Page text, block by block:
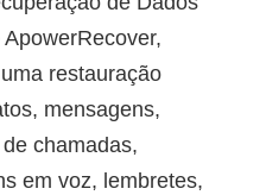
restauração
mensagens,
chamadas,
em voz, lembretes,